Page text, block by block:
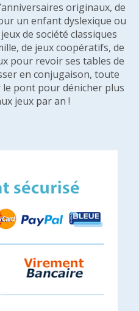
originaux, de
un enfant dyslexique ou
de société classiques
de jeux coopératifs, de
pour revoir ses tables de
en conjugaison, toute
le pont pour dénicher plus
jeux par an !